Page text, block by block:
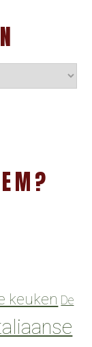
keuken De